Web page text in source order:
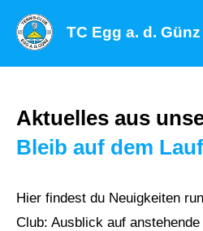
Inhalt
TC Egg a. d. Günz
Aktuelles aus
Bleib auf dem
Hier findest du Neuigkeiten
Club: Ausblick auf anstehende